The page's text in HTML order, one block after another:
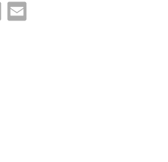
WhatsApp
Email